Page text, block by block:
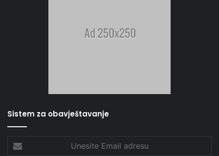
Sistem za obavještavanje
Email